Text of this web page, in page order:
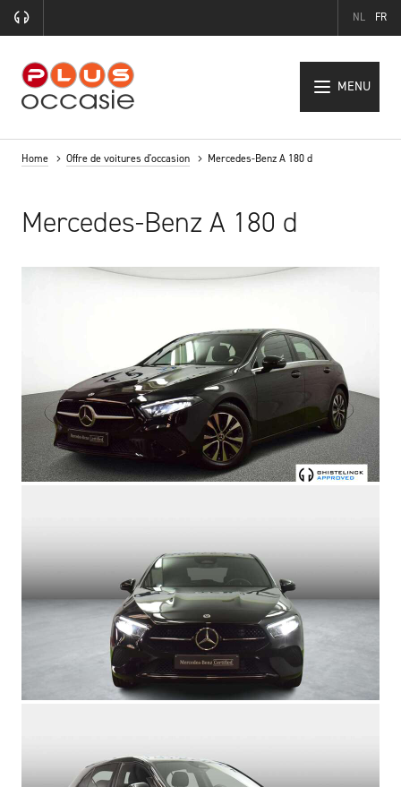
NL FR
MENU
Home Offre de voitures d'occasion Mercedes-Benz A 180 d
Mercedes-Benz A 180 d